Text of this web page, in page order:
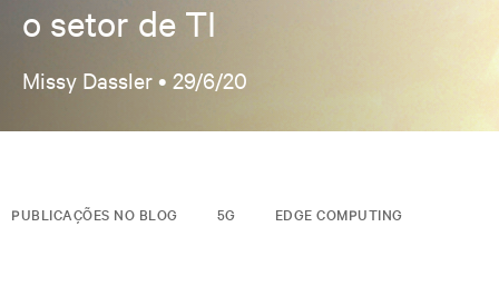
o setor de TI
Missy Dassler • 29/6/20
PUBLICAÇÕES NO BLOG 5G EDGE COMPUTING